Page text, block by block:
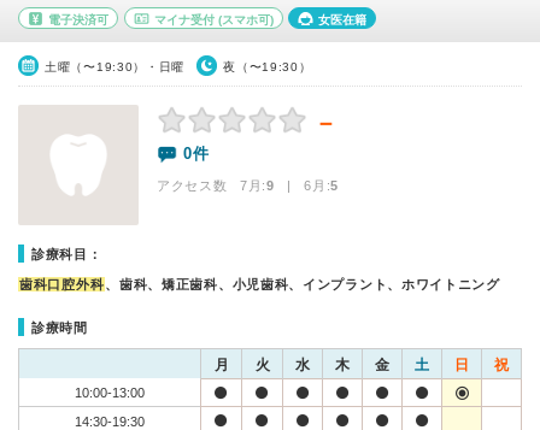
電子決済可 マイナ受付(スマホ可) 女医在籍
土曜（〜19:30）・日曜 夜（〜19:30）
－
0件
アクセス数 7月:9 | 6月:5
診療科目：
歯科口腔外科、歯科、矯正歯科、小児歯科、インプラント、ホワイトニング
診療時間
月 火 水 木 金 土 日 祝
10:00-13:00
14:30-19:30